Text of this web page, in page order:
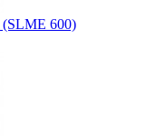
600)